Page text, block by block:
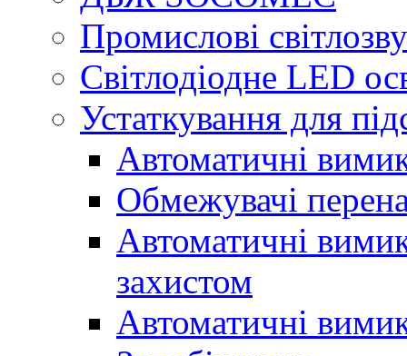
Промислові
Світлодіодне LED
Устаткування для
Автоматичні
Обмежувачі
Автоматичні
захистом
Автоматичні